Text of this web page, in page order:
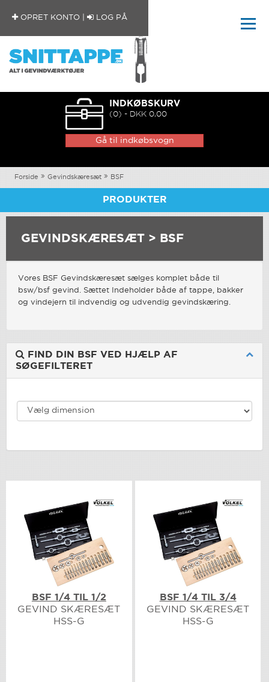
OPRET KONTO LOG PÅ
INDKØBSKURV
(0) - DKK 0,00
Gå til indkøbsvogn
Forside Gevindskæresæt BSF
PRODUKTER
GEVINDSKÆRESÆT > BSF
Vores BSF Gevindskæresæt sælges komplet både til
bsw/bsf gevind. Sættet Indeholder både af tappe, bakker
og vindejern til indvendig og udvendig gevindskæring.
FIND DIN BSF VED HJÆLP AF
SØGEFILTERET
BSF 1/4 TIL 1/2
GEVIND SKÆRESÆT
HSS-G
BSF 1/4 TIL 3/4
GEVIND SKÆRESÆT
HSS-G